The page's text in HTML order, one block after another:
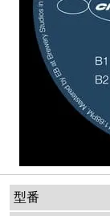
型番